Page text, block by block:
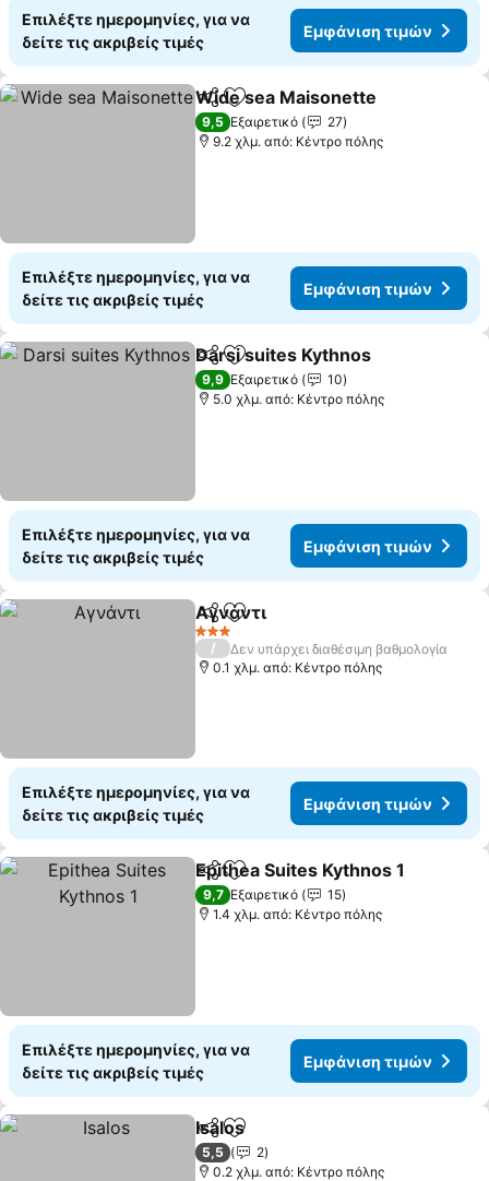
Επιλέξτε ημερομηνίες, για να
δείτε τις ακριβείς τιμές
Εμφάνιση τιμών
Κοινοποίηση
Προσθήκη στα αγαπημένα
Wide sea Maisonette
9,5 Εξαιρετικό
27
9.2 χλμ. από: Κέντρο πόλης
Επιλέξτε ημερομηνίες, για να
δείτε τις ακριβείς τιμές
Εμφάνιση τιμών
Κοινοποίηση
Προσθήκη στα αγαπημένα
Darsi suites Kythnos
9,9 Εξαιρετικό
10
5.0 χλμ. από: Κέντρο πόλης
Επιλέξτε ημερομηνίες, για να
δείτε τις ακριβείς τιμές
Εμφάνιση τιμών
Κοινοποίηση
Προσθήκη στα αγαπημένα
Αγνάντι
3 Αστέρια
/
Δεν υπάρχει διαθέσιμη βαθμολογία
0.1 χλμ. από: Κέντρο πόλης
Επιλέξτε ημερομηνίες, για να
δείτε τις ακριβείς τιμές
Εμφάνιση τιμών
Κοινοποίηση
Προσθήκη στα αγαπημένα
Epithea Suites Kythnos 1
9,7 Εξαιρετικό
15
1.4 χλμ. από: Κέντρο πόλης
Επιλέξτε ημερομηνίες, για να
δείτε τις ακριβείς τιμές
Εμφάνιση τιμών
Κοινοποίηση
Προσθήκη στα αγαπημένα
Isalos
5,5
2
0.2 χλμ. από: Κέντρο πόλης